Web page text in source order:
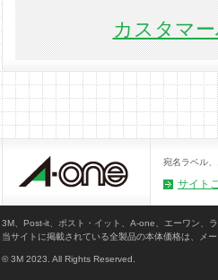
カスタマ
宛名ラベル
サイト
3M、Post-it、ポスト・イット、A-one、エーワン、
当サイトに掲載されている全製品の本体価格は、メー
© 3M 2023. All Rights Reserved.